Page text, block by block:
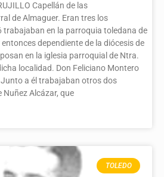
Capellán de las
de Almaguer. Eran tres los
trabajaban en la parroquia toledana de
dependiente de la diócesis de
en la iglesia parroquial de Ntra.
localidad. Don Feliciano Montero
a él trabajaban otros dos
Nuñez Alcázar, que
TOLEDO